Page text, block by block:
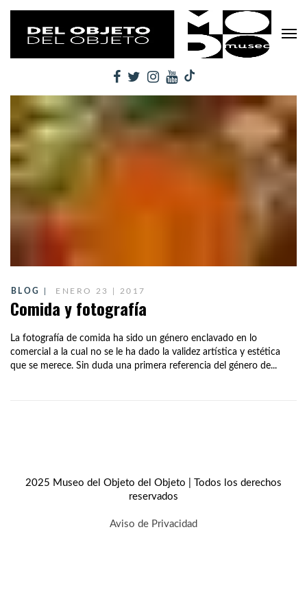
BLOG ENERO 23 | 2017
Comida y fotografía
La fotografía de comida ha sido un género enclavado en lo
comercial a la cual no se le ha dado la validez artística y estética
que se merece. Sin duda una primera referencia del género de...
2025 Museo del Objeto del Objeto | Todos los derechos
reservados
Aviso de Privacidad